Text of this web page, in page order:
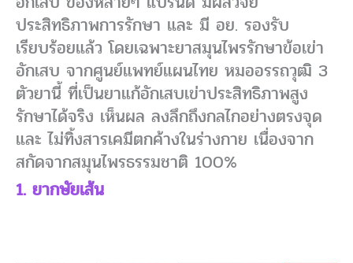
ประสิทธิภาพการรักษา และ มี อย. รองรับ
เรียบร้อยแล้ว โดยเฉพาะยาสมุนไพรรักษาข้อเข่า
อักเสบ จากศูนย์แพทย์แผนไทย หมออรรถวุฒิ 3
ตัวยานี้ ที่เป็นยาแก้อักเสบเข่าประสิทธิภาพสูง
รักษาได้จริง เห็นผล ลงลึกถึงกลไกอย่างตรงจุด
และ ไม่ทิ้งสารเคมีตกค้างในร่างกาย เนื่องจาก
สกัดจากสมุนไพรธรรมชาติ 100%
1. ยากษัยเส้น